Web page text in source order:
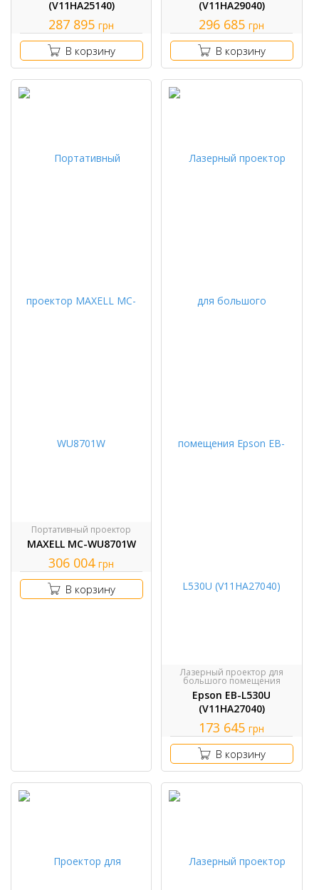
(V11HA25140)
287 895 грн
В корзину
(V11HA29040)
296 685 грн
В корзину
Портативный проектор
MAXELL MC-WU8701W
306 004 грн
В корзину
Лазерный проектор для
большого помещения
Epson EB-L530U
(V11HA27040)
173 645 грн
В корзину